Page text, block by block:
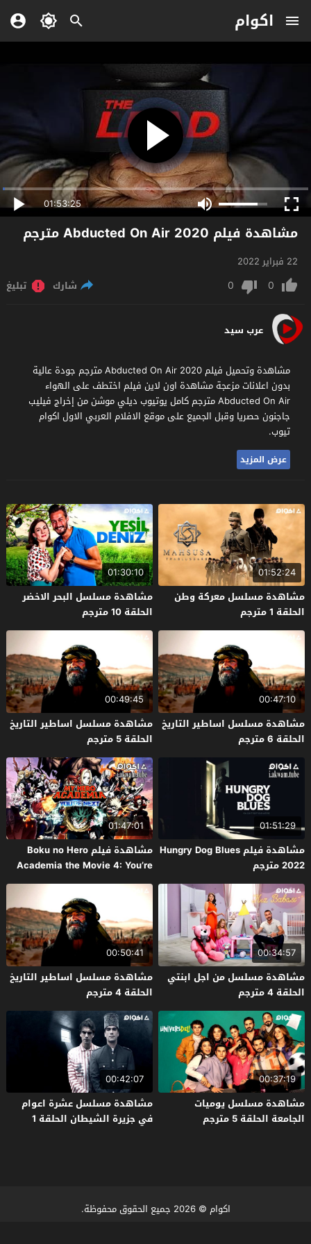
اكوام
01:53:25
مشاهدة فيلم Abducted On Air 2020 مترجم
22 فبراير 2022
0
0 شارك تبليغ
عرب سيد
مشاهدة وتحميل فيلم Abducted On Air 2020 مترجم جودة عالية
بدون اعلانات مزعجة مشاهدة اون لاين فيلم اختطف على الهواء
Abducted On Air مترجم كامل يوتيوب ديلي موشن من إخراج فيليب
جاجنون حصريا وقبل الجميع على موقع الافلام العربي الاول اكوام
تيوب.
عرض المزيد
01:52:24
مشاهدة مسلسل معركة وطن
الحلقة 1 مترجم
01:30:10
مشاهدة مسلسل البحر الاخضر
الحلقة 10 مترجم
00:47:10
مشاهدة مسلسل اساطير التاريخ
الحلقة 6 مترجم
00:49:45
مشاهدة مسلسل اساطير التاريخ
الحلقة 5 مترجم
01:51:29
مشاهدة فيلم Hungry Dog Blues
2022 مترجم
01:47:01
مشاهدة فيلم Boku no Hero
Academia the Movie 4: You’re
Next 2024 مترجم
00:34:57
مشاهدة مسلسل من اجل ابنتي
الحلقة 4 مترجم
00:50:41
مشاهدة مسلسل اساطير التاريخ
الحلقة 4 مترجم
00:37:19
مشاهدة مسلسل يوميات
الجامعة الحلقة 5 مترجم
00:42:07
مشاهدة مسلسل عشرة اعوام
في جزيرة الشيطان الحلقة 1
اكوام © 2026 جميع الحقوق محفوظة.